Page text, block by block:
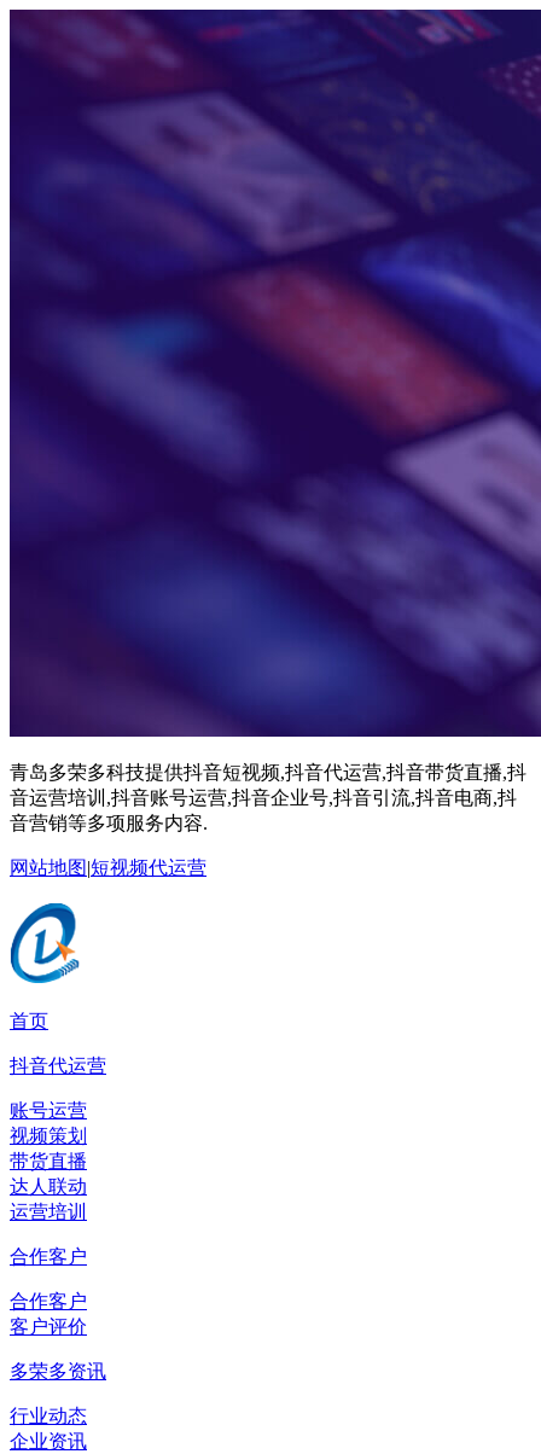
青岛多荣多科技提供抖音短视频,抖音代运营,抖音带货直播,抖
音运营培训,抖音账号运营,抖音企业号,抖音引流,抖音电商,抖
音营销等多项服务内容.
网站地图|短视频代运营
首页
抖音代运营
账号运营
视频策划
带货直播
达人联动
运营培训
合作客户
合作客户
客户评价
多荣多资讯
行业动态
企业资讯